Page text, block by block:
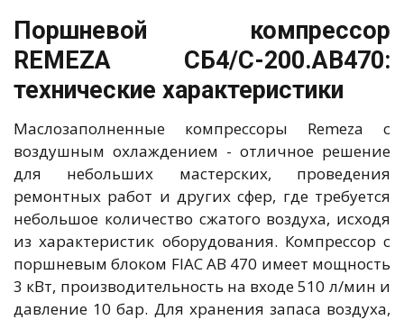
Поршневой компрессор
REMEZA СБ4/С-200.АВ470:
технические характеристики
Маслозаполненные компрессоры Remeza с
воздушным охлаждением - отличное решение
для небольших мастерских, проведения
ремонтных работ и других сфер, где требуется
небольшое количество сжатого воздуха, исходя
из характеристик оборудования. Компрессор с
поршневым блоком FIAC AB 470 имеет мощность
3 кВт, производительность на входе 510 л/мин и
давление 10 бар. Для хранения запаса воздуха,